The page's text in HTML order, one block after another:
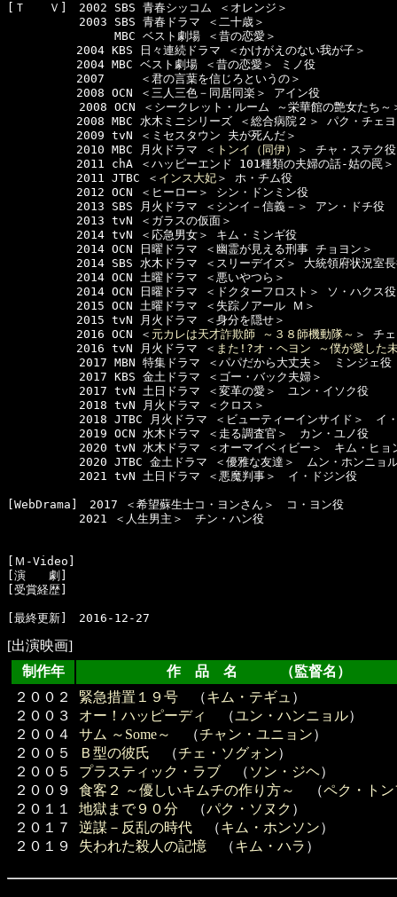
[Ｔ　　Ｖ]　2002 SBS 青春シッコム ＜オレンジ＞
  　　　　　2003 SBS 青春ドラマ ＜二十歳＞
  　　　　　     MBC ベスト劇場 ＜昔の恋愛＞
2004 KBS 日々連続ドラマ ＜かけがえのない我が子＞
2004 MBC ベスト劇場 ＜昔の恋愛＞ ミノ役
2007     ＜君の言葉を信じろというの＞
2008 OCN ＜三人三色－同居同楽＞ アイン役
　　　　　2008 OCN ＜シークレット・ルーム ～栄華館の艶女たち～
2008 MBC 水木ミニシリーズ ＜総合病院２＞ パク・チェヨ
2009 tvN ＜ミセスタウン 夫が死んだ＞
2010 MBC 月火ドラマ ＜ トンイ（同伊）
＞ チャ・ステク役
2011 chA ＜ハッピーエンド 101種類の夫婦の話-姑の罠＞
2011 JTBC ＜ インス大妃 ＞ ホ・チム役
2012 OCN ＜ヒーロー＞ シン・ドンミン役
2013 SBS 月火ドラマ ＜シンイ－信義－＞ アン・ドチ役
2013 tvN ＜ガラスの仮面＞
2014 tvN ＜応急男女＞ キム・ミンギ役
2014 OCN 日曜ドラマ ＜幽霊が見える刑事 チョヨン＞
2014 SBS 水木ドラマ ＜スリーデイズ＞ 大統領府状況室長
2014 OCN 土曜ドラマ ＜悪いやつら＞
2014 OCN 日曜ドラマ ＜ドクターフロスト＞ ソ・ハクス役
2015 OCN 土曜ドラマ ＜失踪ノアール Ｍ＞
2015 tvN 月火ドラマ ＜身分を隠せ＞
2016 OCN ＜ 元カレは天才詐欺師 ～３８師機動隊～ ＞ チ
2016 tvN 月火ドラマ ＜ また!?オ・ヘヨン ～僕が愛した
  　　　　　2017 MBN 特集ドラマ ＜パパだから大丈夫＞　ミンジェ役
  　　　　　2017 KBS 金土ドラマ ＜ゴー・バック夫婦＞
  　　　　　2017 tvN 土日ドラマ ＜変革の愛＞　ユン・イソク役
  　　　　　2018 tvN 月火ドラマ ＜クロス＞
　　　　　2018 JTBC 月火ドラマ ＜ビューティーインサイド＞　イ
  　　　　　2019 OCN 水木ドラマ ＜走る調査官＞　カン・ユノ役
　　　　　2020 tvN 水木ドラマ ＜オーマイベィビー＞　キム・ヒョ
　　　　　2020 JTBC 金土ドラマ ＜優雅な友達＞　ムン・ホンニョ
  　　　　　2021 tvN 土日ドラマ ＜悪魔判事＞　イ・ドジン役
[WebDrama]　2017 ＜希望蘇生士コ・ヨンさん＞　コ・ヨン役
  　　　　　2021 ＜人生男主＞　チン・ハン役
[Ｍ-Video]
[演　　劇]
[受賞経歴]
[出演映画]
制作年
作 品 名 （監督名）
２００２
２００３
２００４
２００５
２００５
２００９
２０１１
２０１７
２０１９
緊急措置１９号 （キム・テギュ ）
オー！ハッピーディ
（ユン・ハンニョル）
サム ～Some～
（チャン・ユニョン）
Ｂ型の彼氏 （チェ・ソグォン）
プラスティック・ラブ （ ソン・ジヘ）
食客２ ～優しいキムチの作り方～
（ペク・ト
地獄まで９０分 （パク・ソヌク ）
逆謀－反乱の時代 （キム・ホンソン）
失われた殺人の記憶 （キム・ハラ ）